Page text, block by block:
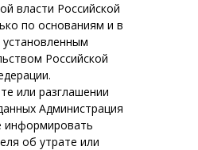
власти Российской
по основаниям и в
установленным
Российской
или разглашении
Администрация
информировать
об утрате или